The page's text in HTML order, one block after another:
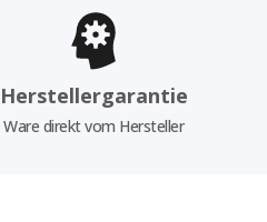
Herstellergarantie
Ware direkt vom Hersteller